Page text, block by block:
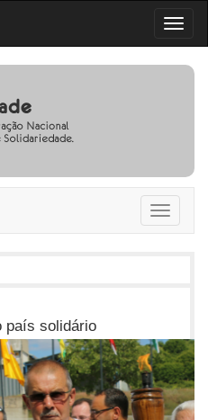
Toggle
país solidário